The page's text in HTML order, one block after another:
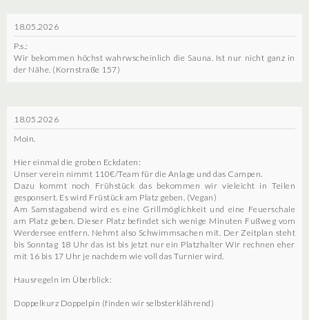
18.05.2026
P.s.:
Wir bekommen höchst wahrwscheinlich die Sauna. Ist nur nicht ganz in
der Nähe. (Kornstraße 157)
18.05.2026
Moin.
Hier einmal die groben Eckdaten:
Unser verein nimmt 110€/Team für die Anlage und das Campen.
Dazu kommt noch Frühstück das bekommen wir vieleicht in Teilen
gesponsert. Es wird Früstück am Platz geben. (Vegan)
Am Samstagabend wird es eine Grillmöglichkeit und eine Feuerschale
am Platz geben. Dieser Platz befindet sich wenige Minuten Fußweg vom
Werdersee entfern. Nehmt also Schwimmsachen mit. Der Zeitplan steht
bis Sonntag 18 Uhr das ist bis jetzt nur ein Platzhalter Wir rechnen eher
mit 16 bis 17 Uhr je nachdem wie voll das Turnier wird.
Hausregeln im Überblick:
Doppelkurz Doppelpin (finden wir selbsterklährend)